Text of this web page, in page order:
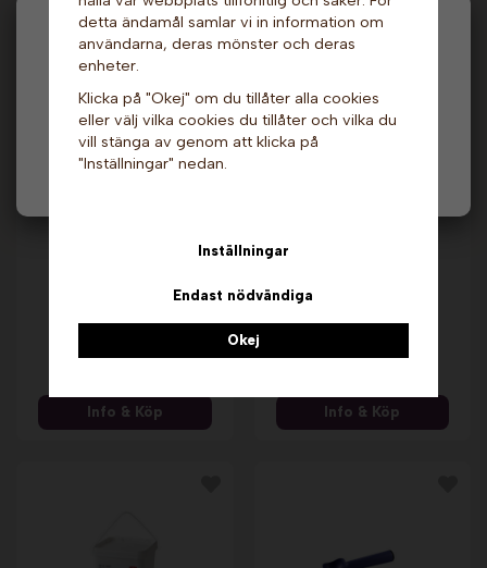
Hej och välkommen till Gottes!
moms) eller företag (exkl. moms) för hur våra priser
ska visas.
Privat
Andra köpte även
Pop 4 Röd. Gold
Info & Köp
Popping Boba -
Info & Köp
detta ändamål samlar vi in information om
användarna, deras mönster och deras
enheter.
Klicka på "Okej" om du tillåter alla cookies
eller välj vilka cookies du tillåter och vilka du
vill stänga av genom att klicka på
"Inställningar" nedan.
Inställningar
Endast nödvändiga
Okej